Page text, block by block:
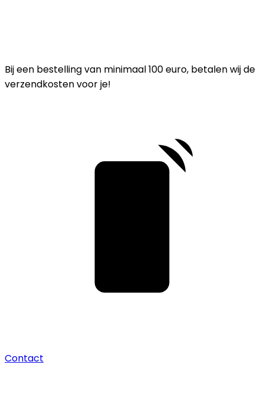
Bij een bestelling van minimaal 100 euro, betalen wij de
verzendkosten voor je!
Contact